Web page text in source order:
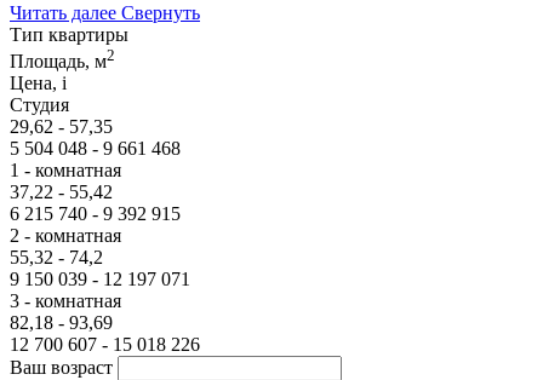
Читать далее Свернуть
Тип квартиры
Площадь, м2
Цена, i
Студия
29,62 - 57,35
5 504 048 - 9 661 468
1 - комнатная
37,22 - 55,42
6 215 740 - 9 392 915
2 - комнатная
55,32 - 74,2
9 150 039 - 12 197 071
3 - комнатная
82,18 - 93,69
12 700 607 - 15 018 226
Ваш возраст